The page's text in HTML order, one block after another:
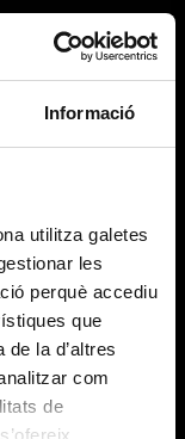
Informació
utilitza galetes
les
perquè accediu
que
la d’altres
com
de